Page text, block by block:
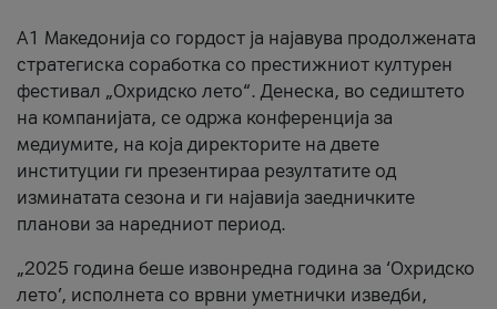
A1 Македонија со гордост ја најавува продолжената
стратегиска соработка со престижниот културен
фестивал „Охридско лето“. Денеска, во седиштето
на компанијата, се одржа конференција за
медиумите, на која директорите на двете
институции ги презентираа резултатите од
изминатата сезона и ги најавија заедничките
планови за наредниот период.
„2025 година беше извонредна година за ‘Охридско
лето’, исполнета со врвни уметнички изведби,